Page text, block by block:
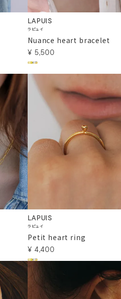
LAPUIS
ラピュイ
Nuance heart bracelet
¥ 5,500
LAPUIS
ラピュイ
Petit heart ring
¥ 4,400